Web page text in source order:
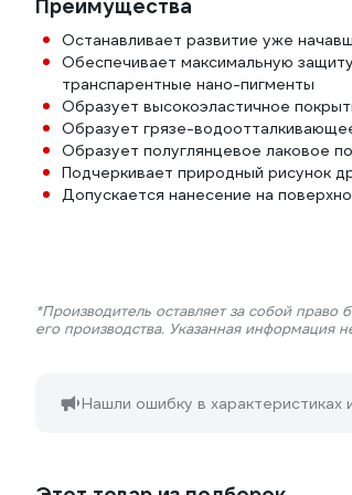
Преимущества
Останавливает развитие уже
Обеспечивает максимальную
транспарентные нано-пигменты
Образует высокоэластичное
Образует грязе-
Образует полуглянцевое лаковое
Подчеркивает природный рисунок
Допускается нанесение на
*Производитель оставляет за собой
его производства. Указанная информация
Нашли ошибку в характеристиках